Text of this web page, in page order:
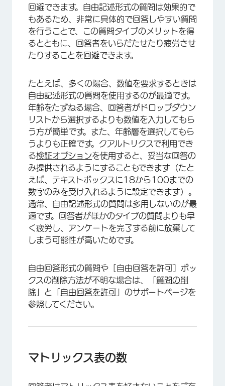
回避できます。自由記述形式の質問は効果的で
もあるため、非常に具体的で回答しやすい質問
を行うことで、この質問タイプのメリットを得
るとともに、回答者をいらだたせたり疲労させ
たりすることを回避できます。
たとえば、多くの場合、数値を要求するときは
自由記述形式の質問を使用するのが最適です。
年齢をたずねる場合、回答者がドロップダウン
リストから選択するよりも数値を入力してもら
う方が簡単です。また、年齢層を選択してもら
うよりも正確です。クアルトリクスで利用でき
る検証オプションを使用すると、妥当な回答の
み提供されるようにすることもできます（たと
えば、テキストボックスに18から100までの
数字のみを受け入れるように設定できます）。
通常、自由記述形式の質問は多用しないのが最
適です。回答者がほかのタイプの質問よりも早
く疲労し、アンケートを完了する前に放棄して
しまう可能性が高いためです。
自由回答形式の質問や［自由回答を許可］ボッ
クスの削除方法が不明な場合は、「 質問の削
除
と「 自由回答を許可
」のサポートページを
参照してください。
マトリックス表の数